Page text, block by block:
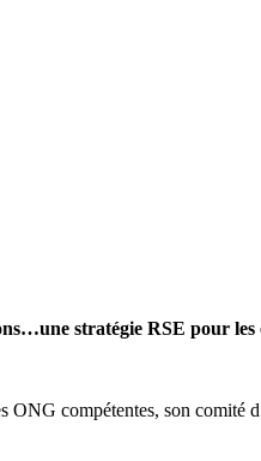
stratégie RSE pour les
ONG compétentes, son comité